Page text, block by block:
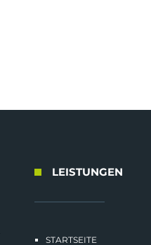
LEISTUNGEN
STARTSEITE